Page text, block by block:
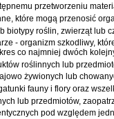
przetworzeniu
które mogą przenosić
biotypy roślin, zwierząt
- organizm szkodliwy,
co najmniej dwóch
roślinnych lub
żywionych lub
fauny i flory oraz
lub przedmiotów,
pod względem